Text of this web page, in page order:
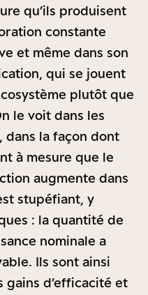
qu’ils produisent
constante
et même dans son
qui se jouent
plutôt que
le voit dans les
dans la façon dont
à mesure que le
augmente dans
stupéfiant, y
: la quantité de
nominale a
Ils sont ainsi
gains d’efficacité et